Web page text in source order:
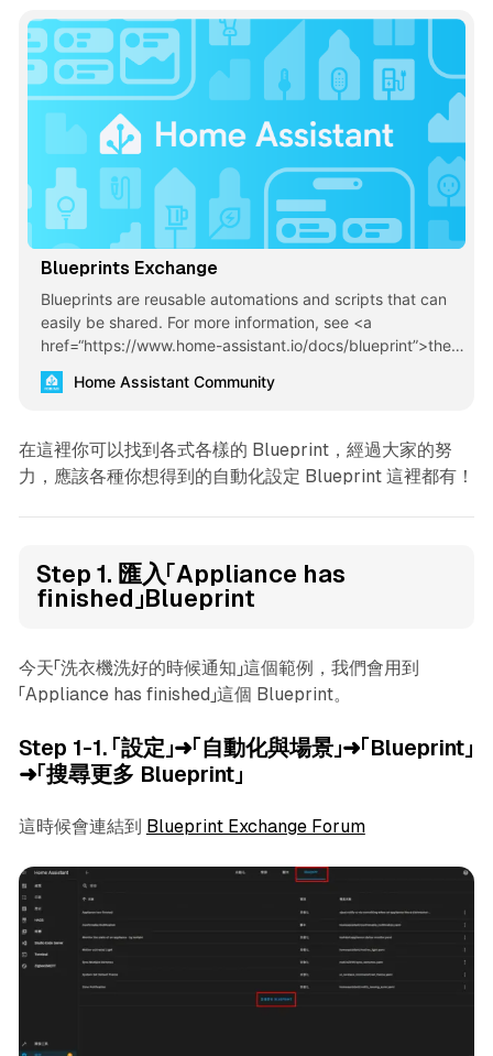
Blueprints Exchange
Blueprints are reusable automations and scripts that can
easily be shared. For more information, see <a
href=“https://www.home-assistant.io/docs/blueprint”>the
blueprint documentation</a>.
Home Assistant Community
在這裡你可以找到各式各樣的 Blueprint，經過大家的努
力，應該各種你想得到的自動化設定 Blueprint 這裡都有！
Step 1. 匯入「Appliance has
finished」Blueprint
今天「洗衣機洗好的時候通知」這個範例，我們會用到
「Appliance has finished」這個 Blueprint。
Step 1-1. 「設定」➜「自動化與場景」➜「Blueprint」
➜「搜尋更多 Blueprint」
這時候會連結到 Blueprint Exchange Forum